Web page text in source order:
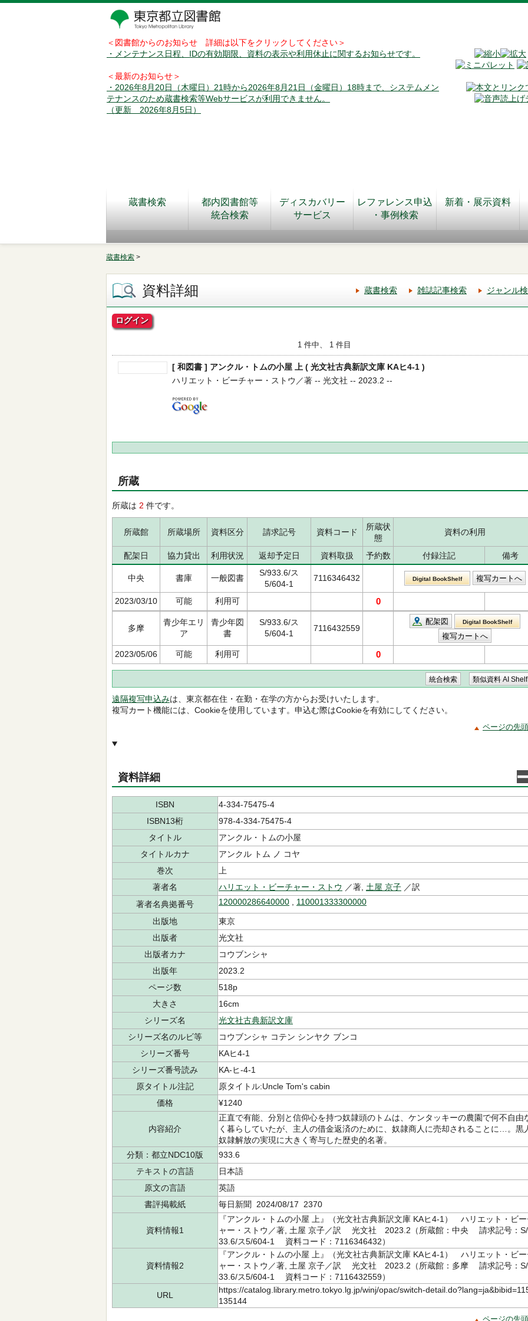
＜図書館からのお知らせ 詳細は以下をクリックしてください＞
・メンテナンス日程、IDの有効期限、資料の表示や利用休止に関するお知らせです。
＜最新のお知らせ＞
・2026年8月20日（木曜日）21時から2026年8月21日（金曜日）18時まで、システムメン
テナンスのため蔵書検索等Webサービスが利用できません。
（更新 2026年8月5日）
蔵書検索
都内図書館等
統合検索
ディスカバリー
サービス
レファレンス申込
・事例検索
新着・展示資料
蔵書検索 >
資料詳細 蔵書検索 雑誌記事検索 ジャンル
ログイン
1 件中、 1 件目
[ 和図書 ] アンクル・トムの小屋 上 ( 光文社古典新訳文庫 KAヒ4-1 )
ハリエット・ビーチャー・ストウ／著 -- 光文社 -- 2023.2 --
所蔵
所蔵は 2 件です。
所蔵館 所蔵場所 資料区分 請求記号 資料コード
所蔵状
態
資料の利用
配架日 協力貸出 利用状況 返却予定日 資料取扱 予約数 付録注記 備考
中央 書庫 一般図書
S/933.6/ス
5/604-1
7116346432 Digital BookShelf
2023/03/10 可能 利用可 0
多摩
青少年エリ
ア
青少年図
書
S/933.6/ス
5/604-1
7116432559
配架図 Digital BookShelf
2023/05/06 可能 利用可 0
遠隔複写申込みは、東京都在住・在勤・在学の方からお受けいたします。
複写カート機能には、Cookieを使用しています。申込む際はCookieを有効にしてください。
ページの先
資料詳細
ISBN
4-334-75475-4
ISBN13桁
978-4-334-75475-4
タイトル
アンクル・トムの小屋
タイトルカナ
アンクル トム ノ コヤ
巻次
上
著者名
ハリエット・ビーチャー・ストウ ／著, 土屋 京子 ／訳
著者名典拠番号
120000286640000 110001333300000
出版地
東京
出版者
光文社
出版者カナ
コウブンシャ
出版年
2023.2
ページ数
518p
大きさ
16cm
シリーズ名
光文社古典新訳文庫
シリーズ名のルビ等
コウブンシャ コテン シンヤク ブンコ
シリーズ番号
KAヒ4-1
シリーズ番号読み
KA-ヒ-4-1
原タイトル注記
原タイトル:Uncle Tom's cabin
価格
¥1240
内容紹介
正直で有能、分別と信仰心を持つ奴隷頭のトムは、ケンタッキーの農園で何不自由
く暮らしていたが、主人の借金返済のために、奴隷商人に売却されることに…。黒
奴隷解放の実現に大きく寄与した歴史的名著。
分類：都立NDC10版
933.6
テキストの言語
日本語
原文の言語
英語
書評掲載紙
毎日新聞 2024/08/17 2370
資料情報1
『アンクル・トムの小屋 上』（光文社古典新訳文庫 KAヒ4-1） ハリエット・ビ
ャー・ストウ／著, 土屋 京子／訳 光文社 2023.2（所蔵館：中央 請求記号：
33.6/ス5/604-1 資料コード：7116346432）
資料情報2
『アンクル・トムの小屋 上』（光文社古典新訳文庫 KAヒ4-1） ハリエット・ビ
ャー・ストウ／著, 土屋 京子／訳 光文社 2023.2（所蔵館：多摩 請求記号：
33.6/ス5/604-1 資料コード：7116432559）
URL
https://catalog.library.metro.tokyo.lg.jp/winj/opac/switch-
135144
ページの先